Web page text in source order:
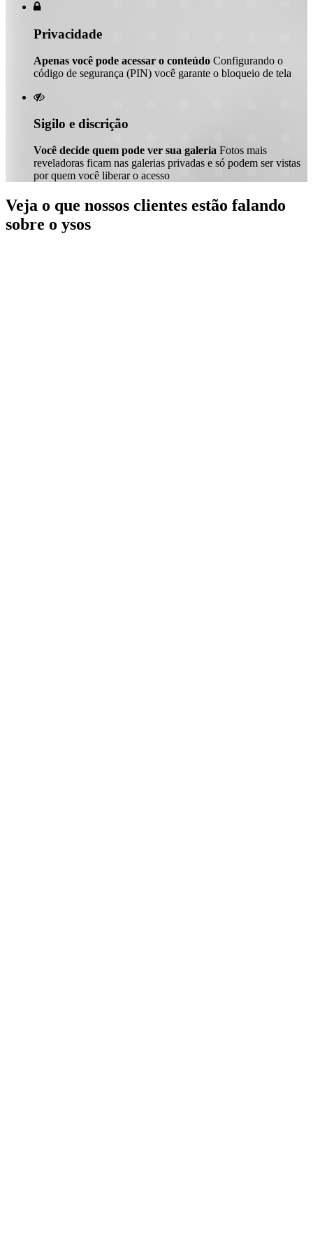

Privacidade
Apenas você pode acessar o conteúdo Configurando o
código de segurança (PIN) você garante o bloqueio de tela

Sigilo e discrição
Você decide quem pode ver sua galeria Fotos mais
reveladoras ficam nas galerias privadas e só podem ser vistas
por quem você liberar o acesso
Veja o que nossos clientes estão falando
sobre o ysos